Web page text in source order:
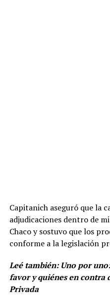
Capitanich aseguró que la
adjudicaciones dentro de
Chaco y sostuvo que los
conforme a la legislación
Leé también:Uno por
favor y quiénes en contra
Privada